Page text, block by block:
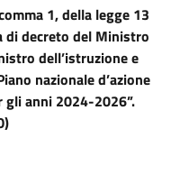
1, della legge 13
di decreto del Ministro
dell’istruzione e
nazionale d’azione
anni 2024-2026”.